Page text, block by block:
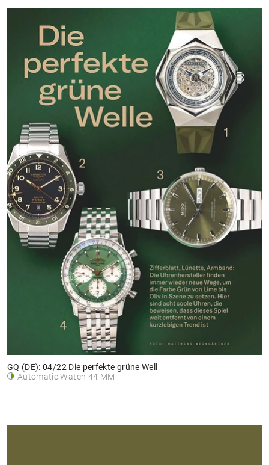
GQ (DE): 04/22 Die perfekte grüne Well
Automatic Watch 44 MM